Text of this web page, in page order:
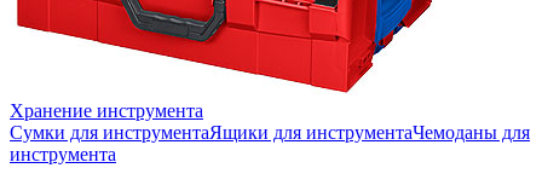
Хранение инструмента
Сумки для инструментаЯщики для инструментаЧемоданы для
инструмента